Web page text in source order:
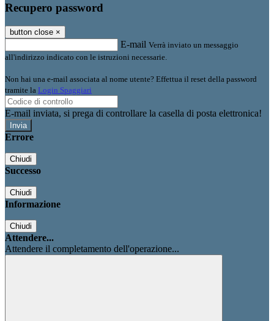
Recupero password
button close ×
E-mail Verrà inviato un messaggio
all'indirizzo indicato con le istruzioni necessarie.
Non hai una e-mail associata al nome utente? Effettua il reset della password
tramite la Login Spaggiari
E-mail inviata, si prega di controllare la casella di posta elettronica!
Errore
Chiudi
Successo
Chiudi
Informazione
Chiudi
Attendere...
Attendere il completamento dell'operazione...